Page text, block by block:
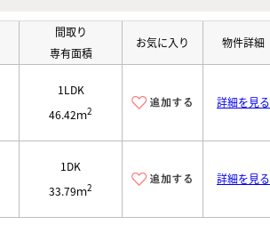
間取り
専有面積
お気に入り 物件詳細
1LDK
46.42ｍ2
詳細を見る
1DK
33.79ｍ2
詳細を見る